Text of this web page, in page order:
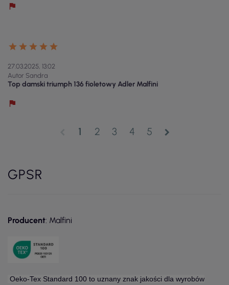
27.03.2025, 13:02
Autor Sandra
Top damski triumph 136 fioletowy Adler Malfini
1 2 3 4 5 chevron_right
GPSR
Producent: Malfini
Oeko-Tex Standard 100 to uznany znak jakości dla wyrobów